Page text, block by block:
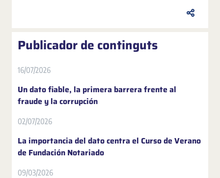
Publicador de continguts
16/07/2026
Un dato fiable, la primera barrera frente al
fraude y la corrupción
02/07/2026
La importancia del dato centra el Curso de Verano
de Fundación Notariado
09/03/2026